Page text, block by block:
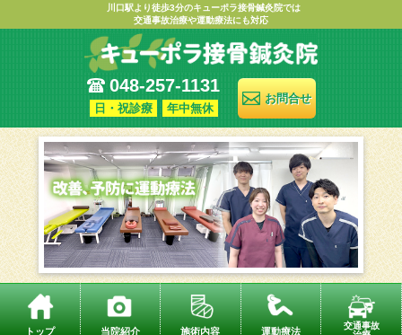
川口駅より徒歩3分のキューポラ接骨鍼灸院では
交通事故治療や運動療法にも対応
048-257-1131
日・祝診療 年中無休
お問合せ
トップ 当院紹介 施術内容 運動療法
交通事故